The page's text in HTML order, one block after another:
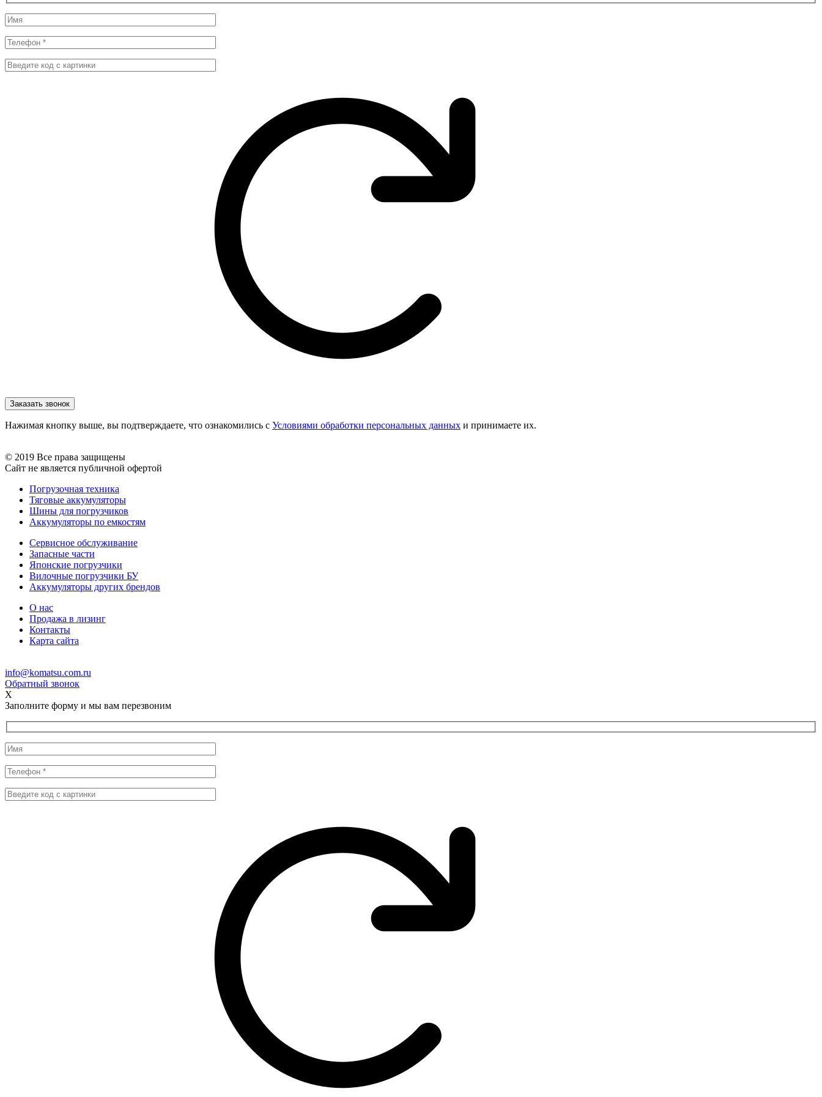
Нажимая кнопку выше, вы подтверждаете, что ознакомились с Условиями обработки персональных данных и принимаете их.
© 2019 Все права защищены
Сайт не является публичной офертой
Погрузочная техника
Тяговые аккумуляторы
Шины для погрузчиков
Аккумуляторы по емкостям
Сервисное обслуживание
Запасные части
Японские погрузчики
Вилочные погрузчики БУ
Аккумуляторы других брендов
О нас
Продажа в лизинг
Контакты
Карта сайта
info@komatsu.com.ru
Обратный звонок
X
Заполните форму и мы вам перезвоним